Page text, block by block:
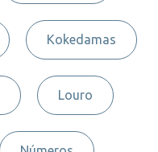
Kokedamas
Louro